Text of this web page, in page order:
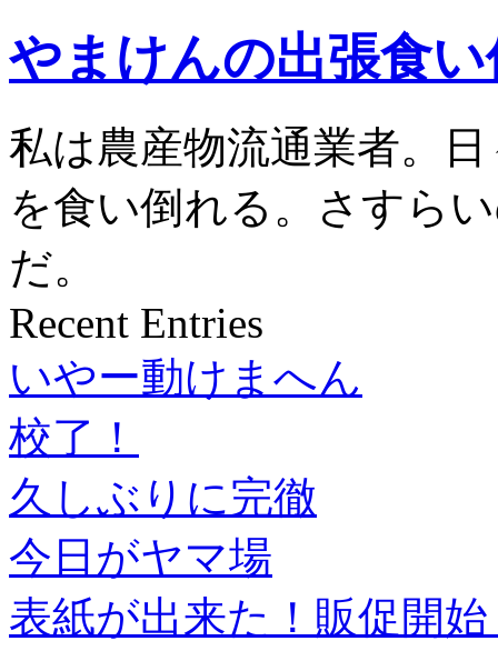
やまけんの出張食
私は農産物流通業者。
を食い倒れる。さすら
だ。
Recent Entries
いやー動けまへん
校了！
久しぶりに完徹
今日がヤマ場
表紙が出来た！販促開